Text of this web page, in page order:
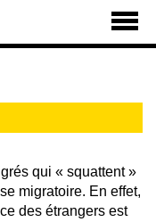
qui « squattent »
migratoire. En effet,
des étrangers est